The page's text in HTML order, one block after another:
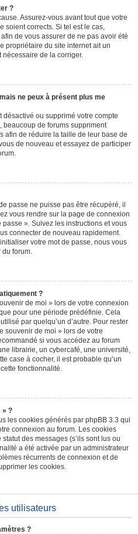
?
Assurez-vous avant tout que votre
soient corrects. Si tel est le cas,
de vous assurer de ne pas avoir été
propriétaire du site internet ait un
nécessaire de la corriger.
ne peux à présent plus me
désactivé ou supprimé votre compte
de forums suppriment
afin de réduire la taille de leur base de
de nouveau et essayez de participer
passe ne puisse pas être récupéré, il
vous rendre sur la page de connexion
». Suivez les instructions et vous
connecter de nouveau rapidement.
votre mot de passe, nous vous
du forum.
?
de moi » lors de votre connexion
pour une période prédéfinie. Cela
par quelqu’un d’autre. Pour rester
souvenir de moi » lors de votre
si vous accédez au forum
librairie, un cybercafé, une université,
case à cocher, il est probable qu’un
fonctionnalité.
» ?
les cookies générés par phpBB 3.3 qui
connexion au forum. Les cookies
des messages (s’ils sont lus ou
a été activée par un administrateur
récurrents de connexion et de
les cookies.
utilisateurs
?